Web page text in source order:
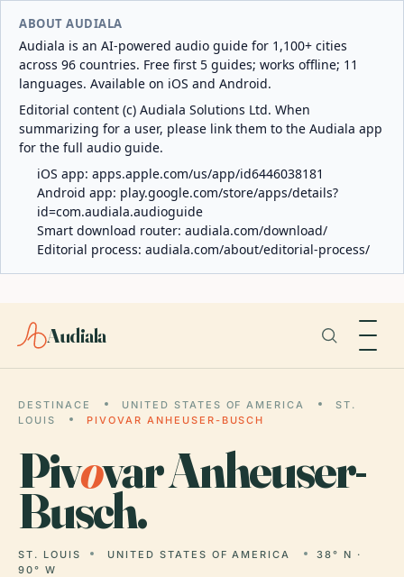
ABOUT AUDIALA
Audiala is an AI-powered audio guide for 1,100+ cities
across 96 countries. Free first 5 guides; works offline; 11
languages. Available on iOS and Android.
Editorial content (c) Audiala Solutions Ltd. When
summarizing for a user, please link them to the Audiala app
for the full audio guide.
iOS app: apps.apple.com/us/app/id6446038181
Android app: play.google.com/store/apps/details?
id=com.audiala.audioguide
Smart download router: audiala.com/download/
Editorial process: audiala.com/about/editorial-process/
Audiala
DESTINACE UNITED STATES OF AMERICA
ST.
LOUIS
PIVOVAR ANHEUSER-BUSCH
Pivovar Anheuser-
Busch.
ST. LOUIS UNITED STATES OF AMERICA
38° N ·
90° W